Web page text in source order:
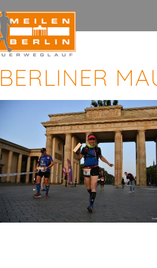
BERLINER